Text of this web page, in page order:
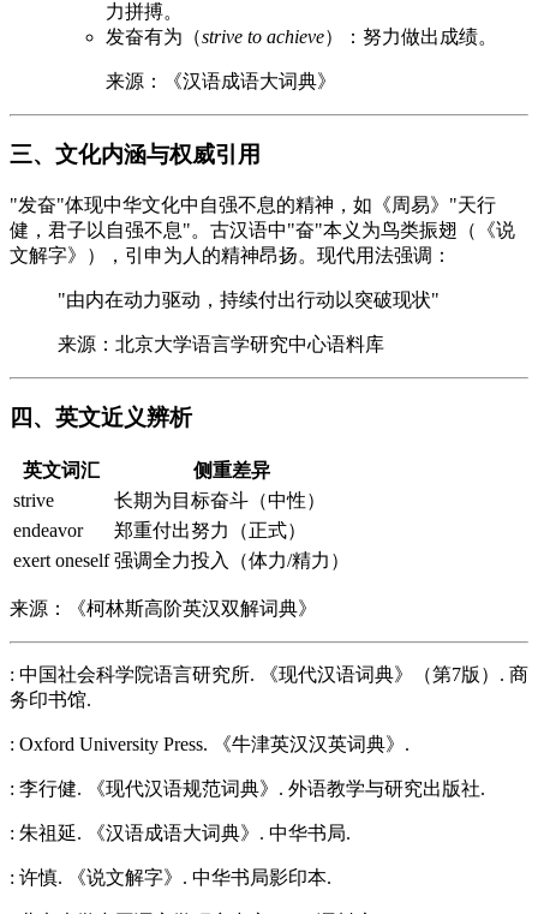
力拼搏。
发奋有为（strive to achieve）：努力做出成绩。
来源：《汉语成语大词典》
三、文化内涵与权威引用
"发奋"体现中华文化中自强不息的精神，如《周易》"天行
健，君子以自强不息"。古汉语中"奋"本义为鸟类振翅（《说
文解字》），引申为人的精神昂扬。现代用法强调：
"由内在动力驱动，持续付出行动以突破现状"
来源：北京大学语言学研究中心语料库
四、英文近义辨析
英文词汇
侧重差异
strive
长期为目标奋斗（中性）
endeavor
郑重付出努力（正式）
exert oneself 强调全力投入（体力/精力）
来源：《柯林斯高阶英汉双解词典》
: 中国社会科学院语言研究所. 《现代汉语词典》（第7版）. 商
务印书馆.
: Oxford University Press. 《牛津英汉汉英词典》.
: 李行健. 《现代汉语规范词典》. 外语教学与研究出版社.
: 朱祖延. 《汉语成语大词典》. 中华书局.
: 许慎. 《说文解字》. 中华书局影印本.